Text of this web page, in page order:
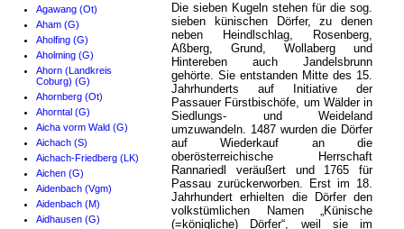
Agawang (Ot)
Aham (G)
Aholfing (G)
Aholming (G)
Ahorn (Landkreis
Coburg) (G)
Ahornberg (Ot)
Ahorntal (G)
Aicha vorm Wald (G)
Aichach (S)
Aichach-Friedberg (LK)
Aichen (G)
Aidenbach (Vgm)
Aidenbach (M)
Aidhausen (G)
Die sieben Kugeln stehen für die sog.
sieben künischen Dörfer, zu denen
neben Heindlschlag, Rosenberg,
Aßberg, Grund, Wollaberg und
Hintereben auch Jandelsbrunn
gehörte. Sie entstanden Mitte des 15.
Jahrhunderts auf Initiative der
Passauer Fürstbischöfe, um Wälder in
Siedlungs- und Weideland
umzuwandeln. 1487 wurden die Dörfer
auf Wiederkauf an die
oberösterreichische Herrschaft
Rannariedl veräußert und 1765 für
Passau zurückerworben. Erst im 18.
Jahrhundert erhielten die Dörfer den
volkstümlichen Namen „Künische
(=königliche) Dörfer“, weil sie im